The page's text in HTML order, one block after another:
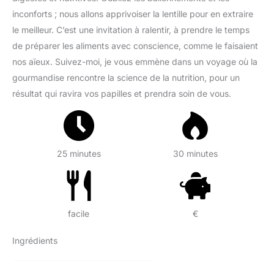
inconforts ; nous allons apprivoiser la lentille pour en extraire
le meilleur. C’est une invitation à ralentir, à prendre le temps
de préparer les aliments avec conscience, comme le faisaient
nos aïeux. Suivez-moi, je vous emmène dans un voyage où la
gourmandise rencontre la science de la nutrition, pour un
résultat qui ravira vos papilles et prendra soin de vous.
25 minutes 30 minutes
facile €
Ingrédients